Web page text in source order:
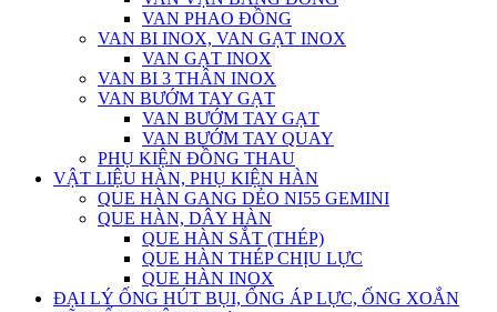
VAN PHAO ĐỒNG
VAN BI INOX, VAN GẠT INOX
VAN GẠT INOX
VAN BI 3 THÂN INOX
VAN BƯỚM TAY GẠT
VAN BƯỚM TAY GẠT
VAN BƯỚM TAY QUAY
PHỤ KIỆN ĐỒNG THAU
VẬT LIỆU HÀN, PHỤ KIỆN HÀN
QUE HÀN GANG DẺO NI55 GEMINI
QUE HÀN, DÂY HÀN
QUE HÀN SẮT (THÉP)
QUE HÀN THÉP CHỊU LỰC
QUE HÀN INOX
ĐẠI LÝ ỐNG HÚT BỤI, ỐNG ÁP LỰC, ỐNG XOẮN